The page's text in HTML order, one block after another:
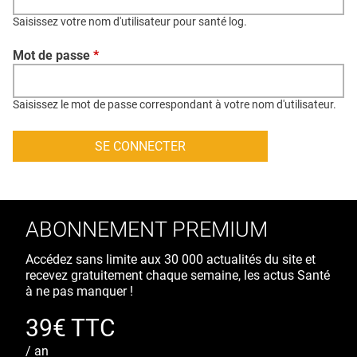
CONTACT
CRÉDITS
Saisissez votre nom d'utilisateur pour santé log.
Mot de passe *
Saisissez le mot de passe correspondant à votre nom d'utilisateur.
ABONNEMENT PREMIUM
Accédez sans limite aux 30 000 actualités du site et
recevez gratuitement chaque semaine, les actus Santé
à ne pas manquer !
39€ TTC
/ an